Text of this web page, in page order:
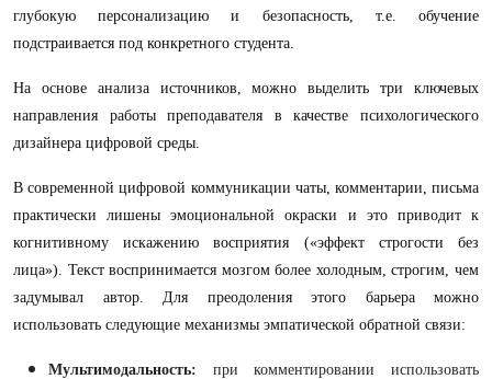
глубокую персонализацию и безопасность, т.е. обучение
подстраивается под конкретного студента.
На основе анализа источников, можно выделить три ключевых
направления работы преподавателя в качестве психологического
дизайнера цифровой среды.
В современной цифровой коммуникации чаты, комментарии, письма
практически лишены эмоциональной окраски и это приводит к
когнитивному искажению восприятия («эффект строгости без
лица»). Текст воспринимается мозгом более холодным, строгим, чем
задумывал автор. Для преодоления этого барьера можно
использовать следующие механизмы эмпатической обратной связи:
Мультимодальность: при комментировании использовать